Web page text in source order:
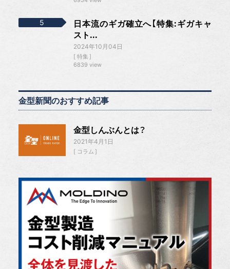
日本流のギガ確立へ【特集:ギガキャ
スト...
2024年10月04日
特集
6839 view
金型新聞のおすすめ記事
金型しんぶんとは？
2021年4月1日
コラム